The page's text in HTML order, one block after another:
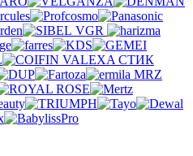
VGR
VALEXA СТИК
MRZ